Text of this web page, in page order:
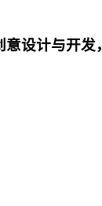
设计与开发